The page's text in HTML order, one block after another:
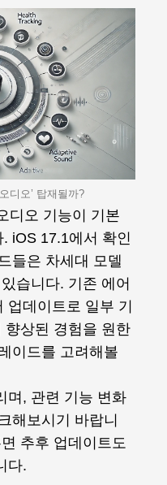
디오’ 탑재될까?
디오 기능이 기본
iOS 17.1에서 확인
들은 차세대 모델
습니다. 기존 에어
데이트로 일부 기
향상된 경험을 원한
이드를 고려해볼
며, 관련 기능 변화
해보시기 바랍니
추후 업데이트도
다.